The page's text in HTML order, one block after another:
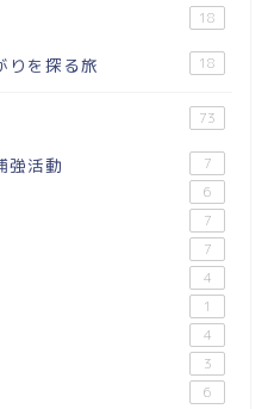
18
りを探る旅 18
73
強活動 7
6
7
7
4
1
4
3
6